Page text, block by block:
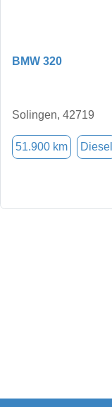
BMW 320
Solingen, 42719
51.900 km Diesel